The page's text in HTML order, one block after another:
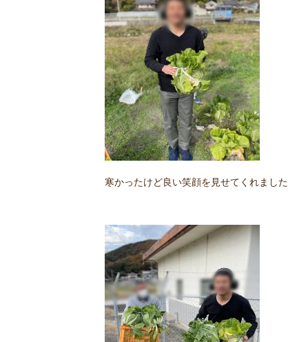
寒かったけど良い笑顔を見せてくれました